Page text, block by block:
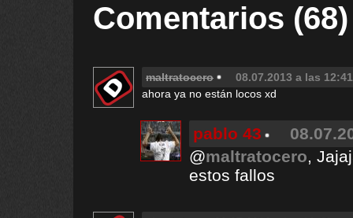
Comentarios (68)
maltratocero
08.07.2013 a las 12:41
ahora ya no están locos xd
pablo 43
@maltratocero,
estos fallos